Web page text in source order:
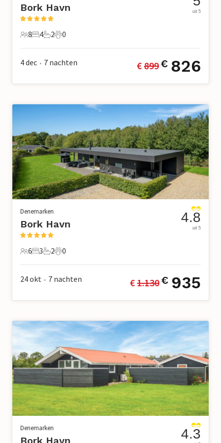
Bork Havn
8 Gasten
8
4 Slaapkamers
4
2 Badkamers
2
0 Huisdieren
0
uit 5
4 dec • 7 nachten € 899€ 826
Denemarken
Bork Havn
6 Gasten
6
3 Slaapkamers
3
2 Badkamers
2
0 Huisdieren
0
4.8
uit 5
24 okt • 7 nachten € 1.130€ 935
Denemarken 4.3